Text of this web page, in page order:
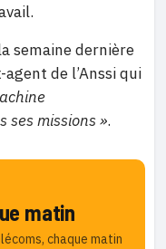
semaine dernière
de l’Anssi qui
ses missions ».
matin
chaque matin